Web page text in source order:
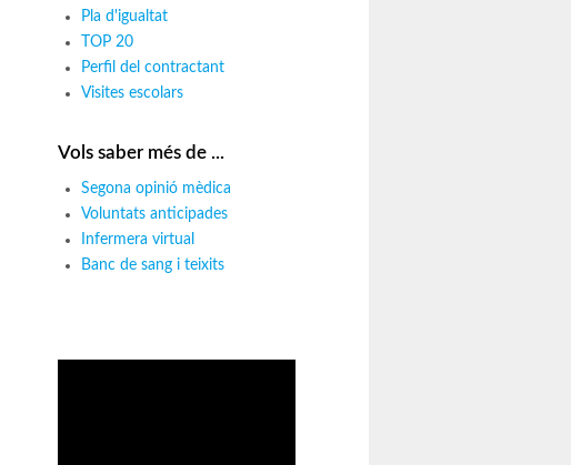
Pla d'igualtat
TOP 20
Perfil del contractant
Visites escolars
Vols saber més de ...
Segona opinió mèdica
Voluntats anticipades
Infermera virtual
Banc de sang i teixits